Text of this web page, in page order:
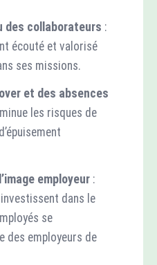
des collaborateurs :
écouté et valorisé
ses missions.
et des absences
les risques de
employeur:
dans le
se
des employeurs de